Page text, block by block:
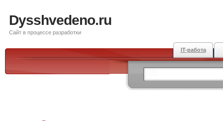
Dysshvedeno.ru
Сайт в процессе разработки
IT-работа